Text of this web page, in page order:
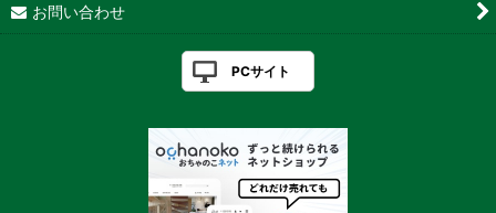
お問い合わせ
PCサイト